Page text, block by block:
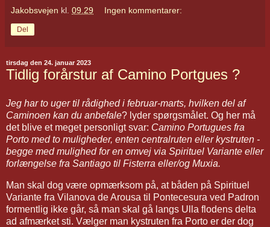
Jakobsvejen kl. 09.29 Ingen kommentarer:
Del
tirsdag den 24. januar 2023
Tidlig forårstur af Camino Portgues ?
Jeg har to uger til rådighed i februar-marts, hvilken del af
Caminoen kan du anbefale? lyder spørgsmålet. Og her må
det blive et meget personligt svar: Camino Portugues fra
Porto med to muligheder, enten centralruten eller kystruten -
begge med mulighed for en omvej via Spirituel Variante eller
forlængelse fra Santiago til Fisterra eller/og Muxia.
Man skal dog være opmærksom på, at båden på Spirituel
Variante fra Vilanova de Arousa til Pontecesura ved Padron
formentlig ikke går, så man skal gå langs Ulla flodens delta
ad afmærket sti. Vælger man kystruten fra Porto er der dog